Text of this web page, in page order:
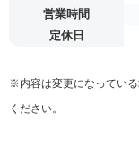
営業時間
定休日
※内容は変更になってい
ください。